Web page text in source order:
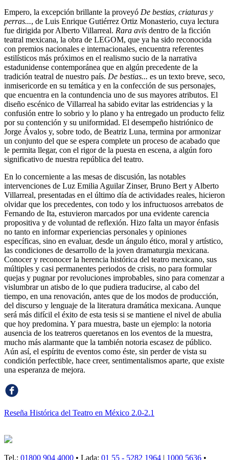
Empero, la excepción brillante la proveyó De bestias, criaturas y
perras..., de Luis Enrique Gutiérrez Ortiz Monasterio, cuya lectura
fue dirigida por Alberto Villarreal. Rara avis dentro de la ficción
teatral mexicana, la obra de LEGOM, que ya ha sido reconocida
con premios nacionales e internacionales, encuentra referentes
estilísticos más próximos en el realismo sucio de la narrativa
estadunidense contemporánea que en algún precedente de la
tradición teatral de nuestro país. De bestias... es un texto breve, seco,
inmisericorde en su temática y en la confección de sus personajes,
que encuentra en la contundencia uno de sus mayores atributos. El
diseño escénico de Villarreal ha sabido evitar las estridencias y la
confusión entre lo sobrio y lo plano y ha entregado un producto feliz
por su contención y su uniformidad. El desempeño histriónico de
Jorge Ávalos y, sobre todo, de Beatriz Luna, termina por armonizar
un conjunto del que se espera complete un proceso de acabado que
le permita llegar, con el rigor de la puesta en escena, a algún foro
significativo de nuestra república del teatro.
En lo concerniente a las mesas de discusión, las notables
intervenciones de Luz Emilia Aguilar Zinser, Bruno Bert y Alberto
Villarreal, presentadas en el último día de actividades reales, hicieron
olvidar que los precedentes, con todo y los infructuosos arrebatos de
Fernando de Ita, estuvieron marcados por una evidente carencia
propositiva y de voluntad de reflexión. Hizo falta un mayor énfasis
no tanto en informar experiencias personales y opiniones
específicas, sino en evaluar, desde un ángulo ético, moral y artístico,
las condiciones de desarrollo de la joven dramaturgia mexicana.
Conocer y reconocer la herencia histórica del teatro mexicano, sus
múltiples y casi permanentes periodos de crisis, no para formular
quejas y pugnar por revoluciones improbables, sino para comenzar a
vislumbrar un atisbo de lo que pudiera traducirse, al cabo del
tiempo, en una renovación, antes que de los modos de producción,
del discurso y lenguaje de la literatura dramática mexicana. Aunque
será más difícil el éxito de esta tesis si se mantiene el nivel de abulia
que hoy predomina. Y para muestra, baste un ejemplo: la notoria
ausencia de los teatreros queretanos en los eventos de la muestra,
mucho más alarmante que la también notoria escasez de público.
Aún así, el espíritu de eventos como éste, sin perder de vista su
condición perfectible, hace creer, sentimentalismos aparte, que existe
una esperanza de mejora.
Reseña Histórica del Teatro en México 2.0-2.1
Tel.: 01800 904 4000 • Lada: 01 55 - 5282 1964 | 1000 5636 •